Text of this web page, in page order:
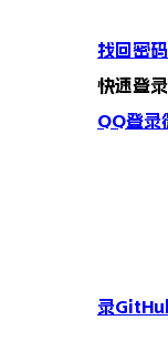
找回密码
快速登录
QQ登录
录